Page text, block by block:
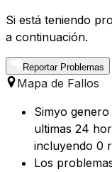
Si está teniendo
a continuación.
Reportar Problemas
Mapa de Fallos
Simyo
ultimas 24
incluyendo 0
Los